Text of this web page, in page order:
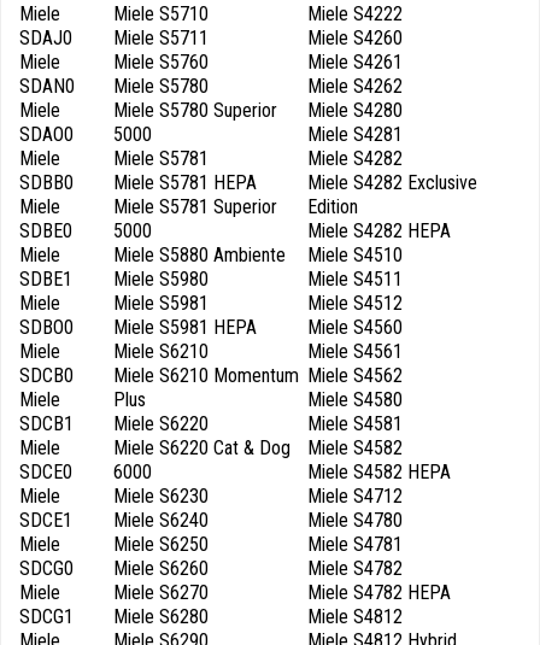
Miele
SDAJ0
Miele
SDAN0
Miele
SDAO0
Miele
SDBB0
Miele
SDBE0
Miele
SDBE1
Miele
SDBO0
Miele
SDCB0
Miele
SDCB1
Miele
SDCE0
Miele
SDCE1
Miele
SDCG0
Miele
SDCG1
Miele S5710
Miele S5711
Miele S5760
Miele S5780
Miele S5780 Superior
5000
Miele S5781
Miele S5781 HEPA
Miele S5781 Superior
5000
Miele S5880 Ambiente
Miele S5980
Miele S5981
Miele S5981 HEPA
Miele S6210
Miele S6210 Momentum
Plus
Miele S6220
Miele S6220 Cat & Dog
6000
Miele S6230
Miele S6240
Miele S6250
Miele S6260
Miele S6270
Miele S6280
Miele S4222
Miele S4260
Miele S4261
Miele S4262
Miele S4280
Miele S4281
Miele S4282
Miele S4282 Exclusive
Edition
Miele S4282 HEPA
Miele S4510
Miele S4511
Miele S4512
Miele S4560
Miele S4561
Miele S4562
Miele S4580
Miele S4581
Miele S4582
Miele S4582 HEPA
Miele S4712
Miele S4780
Miele S4781
Miele S4782
Miele S4782 HEPA
Miele S4812